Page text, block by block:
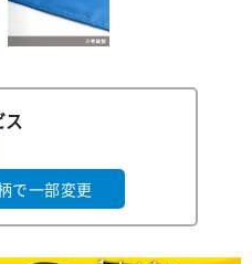
で一部変更